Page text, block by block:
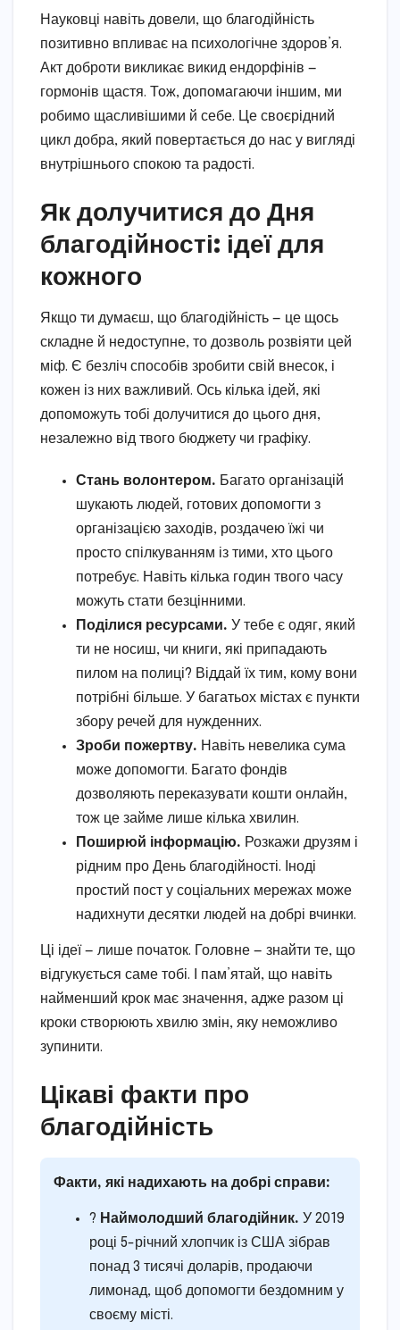
Науковці навіть довели, що благодійність
позитивно впливає на психологічне здоров’я.
Акт доброти викликає викид ендорфінів —
гормонів щастя. Тож, допомагаючи іншим, ми
робимо щасливішими й себе. Це своєрідний
цикл добра, який повертається до нас у вигляді
внутрішнього спокою та радості.
Як долучитися до Дня
благодійності: ідеї для
кожного
Якщо ти думаєш, що благодійність — це щось
складне й недоступне, то дозволь розвіяти цей
міф. Є безліч способів зробити свій внесок, і
кожен із них важливий. Ось кілька ідей, які
допоможуть тобі долучитися до цього дня,
незалежно від твого бюджету чи графіку.
Стань волонтером. Багато організацій
шукають людей, готових допомогти з
організацією заходів, роздачею їжі чи
просто спілкуванням із тими, хто цього
потребує. Навіть кілька годин твого часу
можуть стати безцінними.
Поділися ресурсами. У тебе є одяг, який
ти не носиш, чи книги, які припадають
пилом на полиці? Віддай їх тим, кому вони
потрібні більше. У багатьох містах є пункти
збору речей для нужденних.
Зроби пожертву. Навіть невелика сума
може допомогти. Багато фондів
дозволяють переказувати кошти онлайн,
тож це займе лише кілька хвилин.
Поширюй інформацію. Розкажи друзям і
рідним про День благодійності. Іноді
простий пост у соціальних мережах може
надихнути десятки людей на добрі вчинки.
Ці ідеї — лише початок. Головне — знайти те, що
відгукується саме тобі. І пам’ятай, що навіть
найменший крок має значення, адже разом ці
кроки створюють хвилю змін, яку неможливо
зупинити.
Цікаві факти про
благодійність
Факти, які надихають на добрі справи:
? Наймолодший благодійник. У 2019
році 5-річний хлопчик із США зібрав
понад 3 тисячі доларів, продаючи
лимонад, щоб допомогти бездомним у
своєму місті.